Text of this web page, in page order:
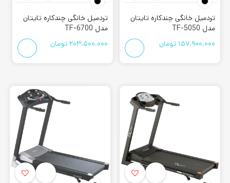
تردمیل خانگی چندکاره تایتان
مدل TF-5050
157.900.000 تومان
تردمیل خانگی چندکاره تایتان
مدل TF-6700
203.500.000 تومان